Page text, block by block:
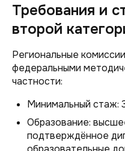
Требования и
второй
Региональные
федеральными
частности:
Минимальный стаж:
Образование:
подтверждённое